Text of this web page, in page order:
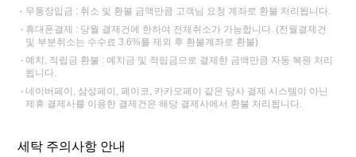
무통장입금 : 취소 및 환불 금액만큼 고객님 요청 계좌로 환불 처리됩니다.
휴대폰결제 : 당월 결제건에 한하여 전체취소가 가능합니다. (전월결제건
및 부분취소는 수수료 3.6%를 제외 후 환불계좌로 환불)
예치, 적립금 환불 : 예치금 및 적립금으로 결제한 금액만큼 자동 복원 처리
됩니다.
네이버페이, 삼성페이, 페이코, 카카오페이 같은 당사 결제 시스템이 아닌
제휴 결제사를 이용한 결제건은 해당 결제사에서 환불 처리됩니다.
세탁 주의사항 안내